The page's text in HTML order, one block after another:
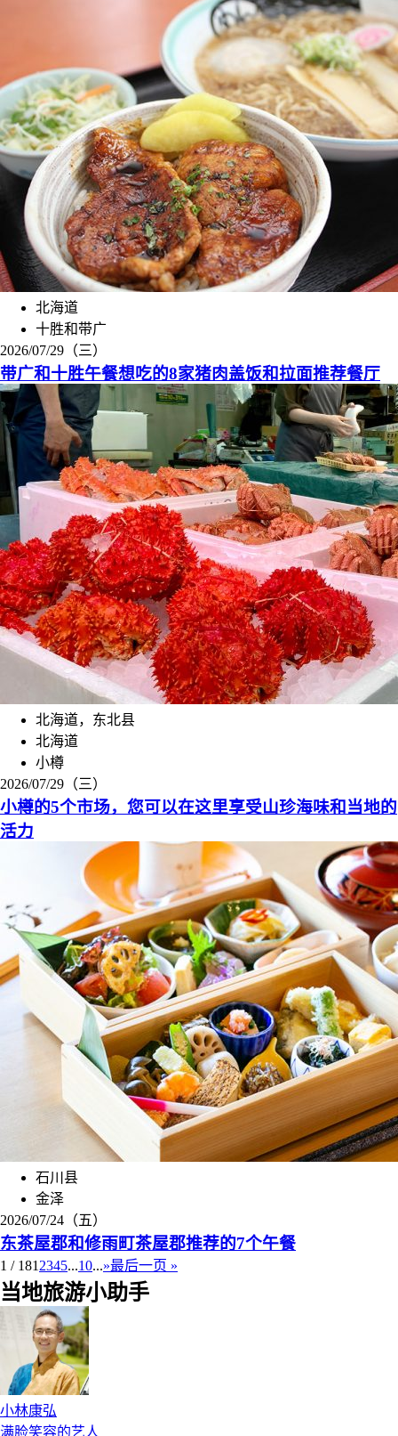
北海道
十胜和带广
2026/07/29（三）
带广和十胜午餐想吃的8家猪肉盖饭和拉面推荐餐厅
北海道，东北县
北海道
小樽
2026/07/29（三）
小樽的5个市场，您可以在这里享受山珍海味和当地的
活力
石川县
金泽
2026/07/24（五）
东茶屋郡和修雨町茶屋郡推荐的7个午餐
1 / 181 2345...10...»最后一页 »
当地旅游小助手
小林康弘
满脸笑容的艺人